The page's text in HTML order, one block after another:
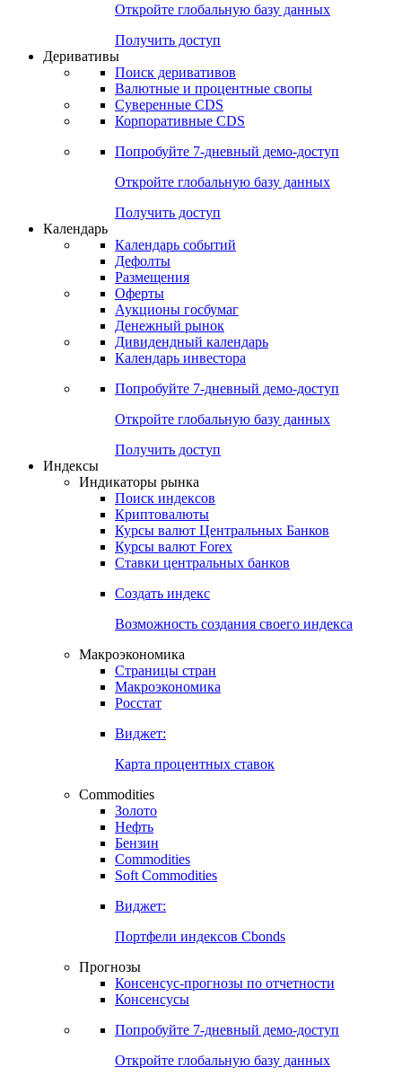
Откройте глобальную базу данных
Получить доступ
Деривативы
Поиск деривативов
Валютные и процентные свопы
Суверенные CDS
Корпоративные CDS
Попробуйте 7-дневный демо-доступ
Откройте глобальную базу данных
Получить доступ
Календарь
Календарь событий
Дефолты
Размещения
Оферты
Аукционы госбумаг
Денежный рынок
Дивидендный календарь
Календарь инвестора
Попробуйте 7-дневный демо-доступ
Откройте глобальную базу данных
Получить доступ
Индексы
Индикаторы рынка
Поиск индексов
Криптовалюты
Курсы валют Центральных Банков
Курсы валют Forex
Ставки центральных банков
Создать индекс
Возможность создания своего индекса
Макроэкономика
Страницы стран
Макроэкономика
Росстат
Виджет:
Карта процентных ставок
Commodities
Золото
Нефть
Бензин
Commodities
Soft Commodities
Виджет:
Портфели индексов Cbonds
Прогнозы
Консенсус-прогнозы по отчетности
Консенсусы
Попробуйте 7-дневный демо-доступ
Откройте глобальную базу данных